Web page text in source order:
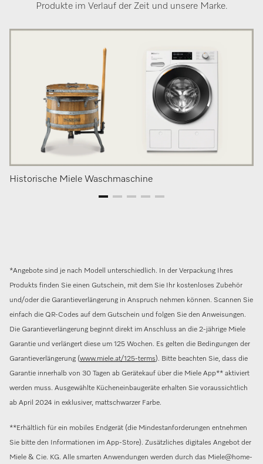
Produkte im Verlauf der Zeit und unsere Marke.
Historische Miele Waschmaschine
*Angebote sind je nach Modell unterschiedlich. In der Verpackung Ihres
Produkts finden Sie einen Gutschein, mit dem Sie Ihr kostenloses Zubehör
und/oder die Garantieverlängerung in Anspruch nehmen können. Scannen Sie
einfach die QR-Codes auf dem Gutschein und folgen Sie den Anweisungen.
Die Garantieverlängerung beginnt direkt im Anschluss an die 2-jährige Miele
Garantie und verlängert diese um 125 Wochen. Es gelten die Bedingungen der
Garantieverlängerung (www.miele.at/125-terms). Bitte beachten Sie, dass die
Garantie innerhalb von 30 Tagen ab Gerätekauf über die Miele App** aktiviert
werden muss. Ausgewählte Kücheneinbaugeräte erhalten Sie voraussichtlich
ab April 2024 in exklusiver, mattschwarzer Farbe.
**Erhältlich für ein mobiles Endgerät (die Mindestanforderungen entnehmen
Sie bitte den Informationen im App-Store). Zusätzliches digitales Angebot der
Miele & Cie. KG. Alle smarten Anwendungen werden durch das Miele@home-